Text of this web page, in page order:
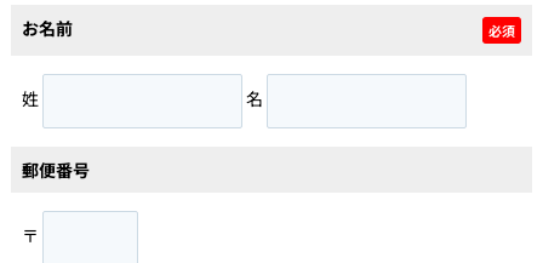
お名前 必須
姓 名
郵便番号
〒